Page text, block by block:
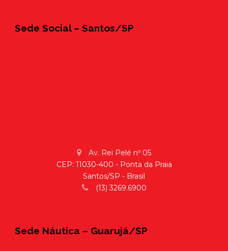
Sede Social – Santos/SP
Av. Rei Pelé nº 05
CEP: 11030-400 - Ponta da Praia
Santos/SP - Brasil
(13) 3269.6900
Sede Náutica – Guarujá/SP